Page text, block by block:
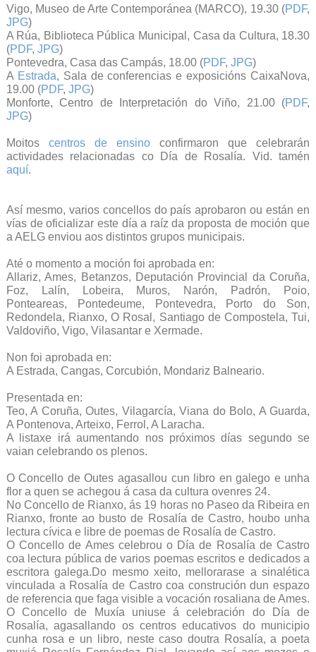
Vigo, Museo de Arte Contemporánea (MARCO), 19.30 (PDF,
JPG)
A Rúa, Biblioteca Pública Municipal, Casa da Cultura, 18.30
(PDF, JPG)
Pontevedra, Casa das Campás, 18.00 (PDF, JPG)
A Estrada, Sala de conferencias e exposicións CaixaNova,
19.00 (PDF, JPG)
Monforte, Centro de Interpretación do Viño, 21.00 (PDF,
JPG)
Moitos centros de ensino confirmaron que celebrarán
actividades relacionadas co Día de Rosalía. Vid. tamén
aquí.
Así mesmo, varios concellos do país aprobaron ou están en
vías de oficializar este día a raíz da proposta de moción que
a AELG enviou aos distintos grupos municipais.
Até o momento a moción foi aprobada en:
Allariz, Ames, Betanzos, Deputación Provincial da Coruña,
Foz, Lalín, Lobeira, Muros, Narón, Padrón, Poio,
Ponteareas, Pontedeume, Pontevedra, Porto do Son,
Redondela, Rianxo, O Rosal, Santiago de Compostela, Tui,
Valdoviño, Vigo, Vilasantar e Xermade.
Non foi aprobada en:
A Estrada, Cangas, Corcubión, Mondariz Balneario.
Presentada en:
Teo, A Coruña, Outes, Vilagarcía, Viana do Bolo, A Guarda,
A Pontenova, Arteixo, Ferrol, A Laracha.
A listaxe irá aumentando nos próximos días segundo se
vaian celebrando os plenos.
O Concello de Outes agasallou cun libro en galego e unha
flor a quen se achegou á casa da cultura ovenres 24.
No Concello de Rianxo, ás 19 horas no Paseo da Ribeira en
Rianxo, fronte ao busto de Rosalía de Castro, houbo unha
lectura cívica e libre de poemas de Rosalía de Castro.
O Concello de Ames celebrou o Día de Rosalía de Castro
coa lectura pública de varios poemas escritos e dedicados a
escritora galega.Do mesmo xeito, mellorarase a sinalética
vinculada a Rosalía de Castro coa construción dun espazo
de referencia que faga visible a vocación rosaliana de Ames.
O Concello de Muxía uniuse á celebración do Día de
Rosalía, agasallando os centros educativos do municipio
cunha rosa e un libro, neste caso doutra Rosalía, a poeta